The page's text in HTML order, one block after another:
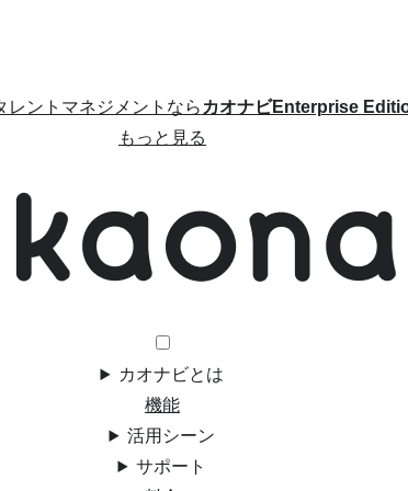
レントマネジメントならカオナビEnterprise
もっと見る
カオナビとは
機能
活用シーン
サポート